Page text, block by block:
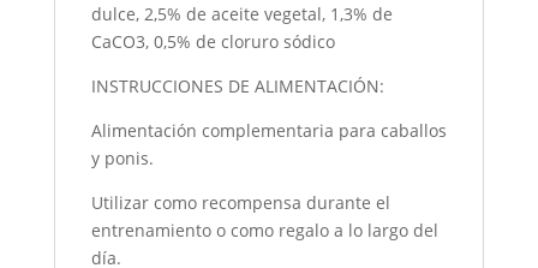
dulce, 2,5% de aceite vegetal, 1,3% de
CaCO3, 0,5% de cloruro sódico
INSTRUCCIONES DE ALIMENTACIÓN:
Alimentación complementaria para caballos
y ponis.
Utilizar como recompensa durante el
entrenamiento o como regalo a lo largo del
día.